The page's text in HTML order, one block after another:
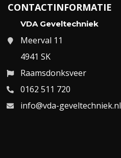
CONTACTINFORMATIE
VDA Geveltechniek
Meerval 11
4941 SK
Raamsdonksveer
0162 511 720
info@vda-geveltechniek.nl